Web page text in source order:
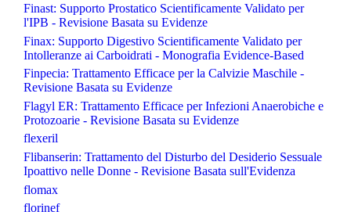
Finast: Supporto Prostatico Scientificamente Validato per
l'IPB - Revisione Basata su Evidenze
Finax: Supporto Digestivo Scientificamente Validato per
Intolleranze ai Carboidrati - Monografia Evidence-Based
Finpecia: Trattamento Efficace per la Calvizie Maschile -
Revisione Basata su Evidenze
Flagyl ER: Trattamento Efficace per Infezioni Anaerobiche e
Protozoarie - Revisione Basata su Evidenze
flexeril
Flibanserin: Trattamento del Disturbo del Desiderio Sessuale
Ipoattivo nelle Donne - Revisione Basata sull'Evidenza
flomax
florinef